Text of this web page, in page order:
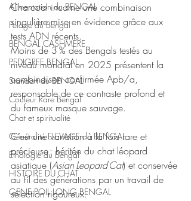
Alimentation du BENGAL
Pelage du Bengal
BENGAL CASHMERE
PEDIGREE BENGAL
Standart du BENGAL
Couleur Rare Bengal
Chat et spiritualité
Généralité ELEVAGE du BENGAL
Ethologie du Bengal
HISTOIRE DU CHAT
GENE POIL LONG BENGAL
Charcoal incarne une combinaison
singulière mise en évidence grâce aux
tests ADN récents.
Moins de 3 % des Bengals testés au
niveau mondial en 2025 présentent la
combinaison confirmée Apb/a,
responsable de ce contraste profond et
du fameux masque sauvage.
C’est une variation à la fois rare et
précieuse : héritée du chat léopard
asiatique (Asian Leopard Cat) et conservée
au fil des générations par un travail de
sélection rigoureux.